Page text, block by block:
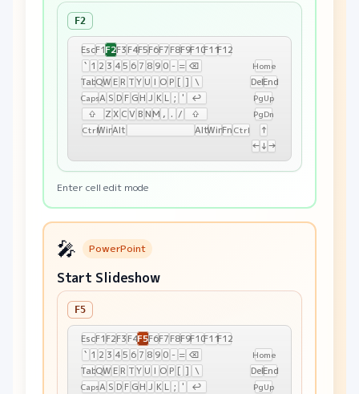
F2
EscF1F2F3F4F5F6F7F8F9F10F11F12
` 1 2 3 45 6 7 8 9 0 - = ⌫
TabQWE R T Y U I OP [ ] \
CapsA S D F GH J K L ; '
↩
⇧
Z X CV B NM , . / ⇧
CtrlWinAlt AltWinFn Ctrl
Home
DelEnd
PgUp
PgDn
↑
←↓→
Enter cell edit mode
🎤 PowerPoint
Start Slideshow
F5
EscF1F2F3F4F5F6F7F8F9F10F11F12
` 1 2 3 45 6 7 8 9 0 - = ⌫
TabQWE R T Y U I OP [ ] \
CapsA S D F GH J K L ; '
↩
Home
DelEnd
PgUp